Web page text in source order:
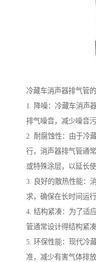
冷藏车消声器排气管
1. 降噪：冷藏车消声
排气噪音，减少噪音
2. 耐腐蚀性：由于冷
行，消声器排气管通
或特殊涂层，以延长使
3. 良好的散热性能：
求，确保在长时间运
4. 结构紧凑：为了适
管通常设计得结构紧
5. 环保性能：现代冷
准，减少有害气体排